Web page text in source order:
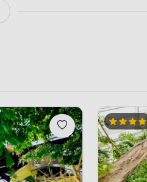
Of je nu aangenaam
mogelijkheden
mogelijk. Daarnaast bieden
van de vele leuke
winkelen.